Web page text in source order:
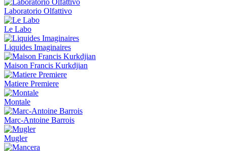
Laboratorio Olfattivo
Le Labo
Liquides Imaginaires
Maison Francis Kurkdjian
Matiere Premiere
Montale
Marc-Antoine Barrois
Mugler